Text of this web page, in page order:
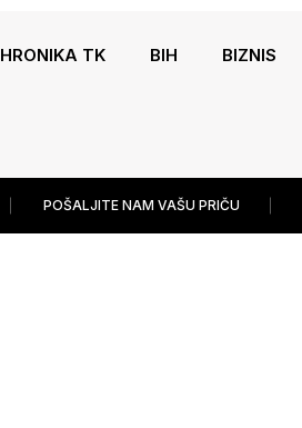
HRONIKA TK BIH BIZNIS
POŠALJITE NAM VAŠU PRIČU